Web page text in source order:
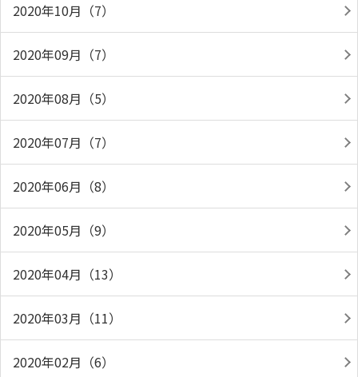
2020年10月（7）
2020年09月（7）
2020年08月（5）
2020年07月（7）
2020年06月（8）
2020年05月（9）
2020年04月（13）
2020年03月（11）
2020年02月（6）